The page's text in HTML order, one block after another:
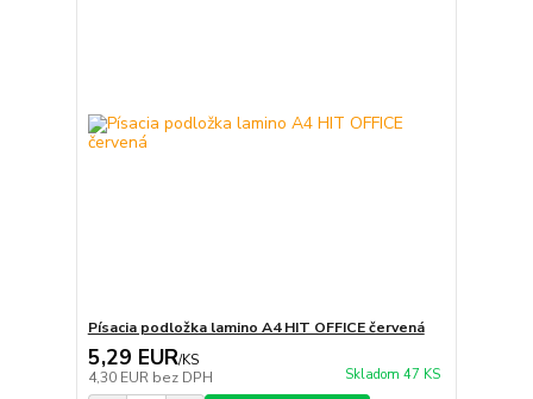
Písacia podložka lamino A4 HIT OFFICE červená
5,29 EUR/KS
4,30 EUR bez DPH Skladom 47 KS